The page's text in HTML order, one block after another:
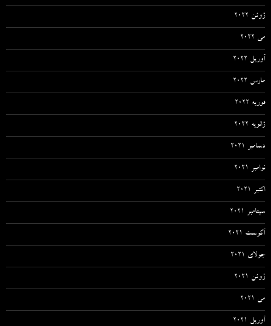
ژوئن 2022
می 2022
آوریل 2022
مارس 2022
فوریه 2022
ژانویه 2022
دسامبر 2021
نوامبر 2021
اکتبر 2021
سپتامبر 2021
آگوست 2021
جولای 2021
ژوئن 2021
می 2021
آوریل 2021